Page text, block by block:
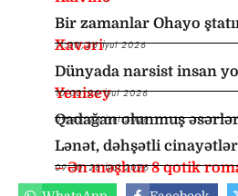
Bir zamanlar Ohayo
Xavəri
11:00,26 İyul 2026
Dünyada narsist insan
Yenisey
10:00,26 İyul 2026
Qadağan olunmuş
09:45,26 İyul 2026
Lənət, dəhşətli
– Ən məşhur 8 qotik
09:30,26 İyul 2026